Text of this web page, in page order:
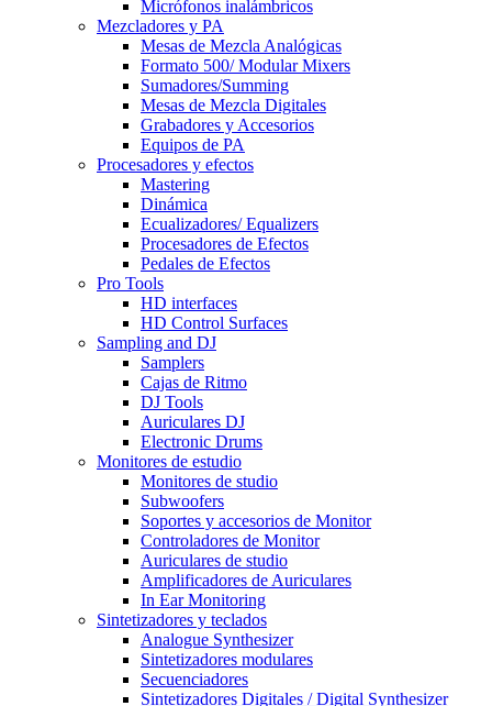
Micrófonos inalámbricos
Mezcladores y PA
Mesas de Mezcla Analógicas
Formato 500/ Modular Mixers
Sumadores/Summing
Mesas de Mezcla Digitales
Grabadores y Accesorios
Equipos de PA
Procesadores y efectos
Mastering
Dinámica
Ecualizadores/ Equalizers
Procesadores de Efectos
Pedales de Efectos
Pro Tools
HD interfaces
HD Control Surfaces
Sampling and DJ
Samplers
Cajas de Ritmo
DJ Tools
Auriculares DJ
Electronic Drums
Monitores de estudio
Monitores de studio
Subwoofers
Soportes y accesorios de Monitor
Controladores de Monitor
Auriculares de studio
Amplificadores de Auriculares
In Ear Monitoring
Sintetizadores y teclados
Analogue Synthesizer
Sintetizadores modulares
Secuenciadores
Sintetizadores Digitales / Digital Synthesizer